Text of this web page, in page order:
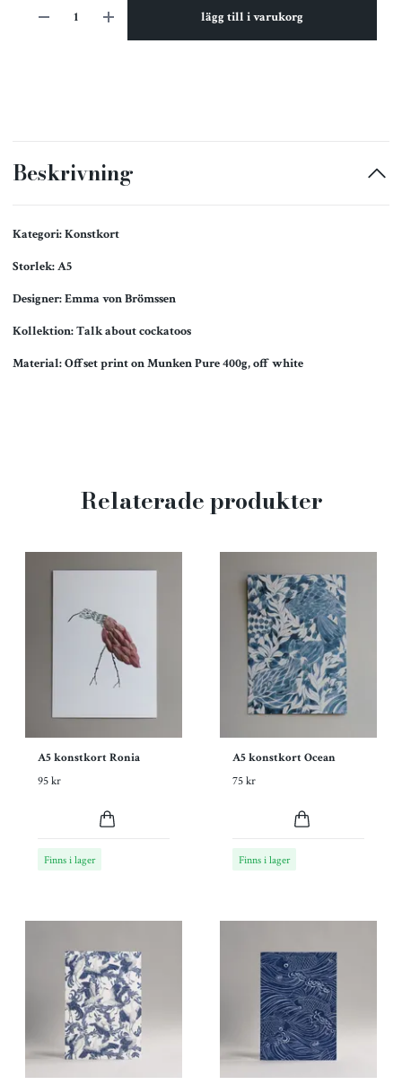
lägg till i varukorg
Beskrivning
Kategori: Konstkort
Storlek: A5
Designer: Emma von Brömssen
Kollektion: Talk about cockatoos
Material: Offset print on Munken Pure 400g, off white
Relaterade produkter
A5 konstkort Ronia
95 kr
Finns i lager
A5 konstkort Ocean
75 kr
Finns i lager